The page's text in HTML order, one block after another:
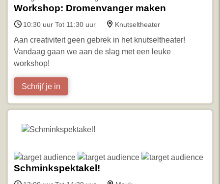
Workshop: Dromenvanger maken
10:30 uur Tot 11:30 uur Knutseltheater
Aan creativiteit geen gebrek in het knutseltheater!
Vandaag gaan we aan de slag met een leuke
workshop!
Schrijf je in
Schminkspektakel!